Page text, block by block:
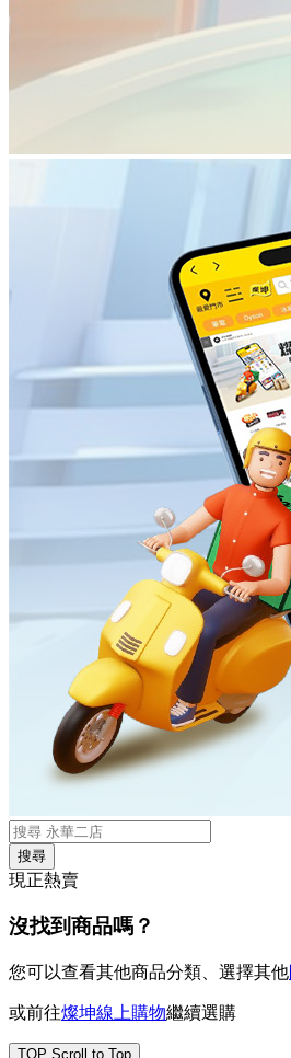
搜尋
現正熱賣
沒找到商品嗎？
您可以查看其他商品分類、選擇其他
或前往燦坤線上購物繼續選購
TOP Scroll to Top